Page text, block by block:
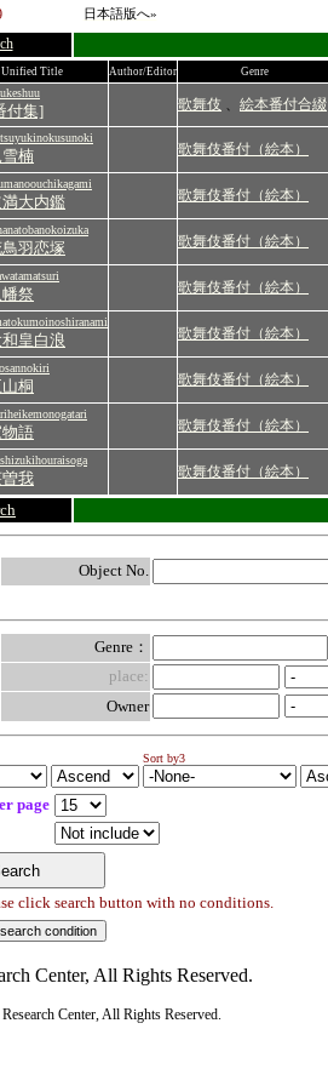
日本語版へ»
Unified Title Author/Editor Genre
付集] 歌舞伎 、 絵本番付合綴
楠 歌舞伎番付（絵本）
大内鑑 歌舞伎番付（絵本）
鳥羽恋塚 歌舞伎番付（絵本）
祭 歌舞伎番付（絵本）
皇白浪 歌舞伎番付（絵本）
桐 歌舞伎番付（絵本）
語 歌舞伎番付（絵本）
我 歌舞伎番付（絵本）
Object No.
Genre：
place:
Owner
Sort by3
page
click search button with no conditions.
Center, All Rights Reserved.
Center, All Rights Reserved.